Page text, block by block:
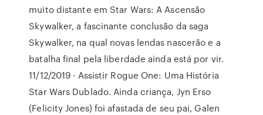
muito distante em Star Wars: A Ascensão
Skywalker, a fascinante conclusão da saga
Skywalker, na qual novas lendas nascerão e a
batalha final pela liberdade ainda está por vir.
11/12/2019 · Assistir Rogue One: Uma História
Star Wars Dublado. Ainda criança, Jyn Erso
(Felicity Jones) foi afastada de seu pai, Galen